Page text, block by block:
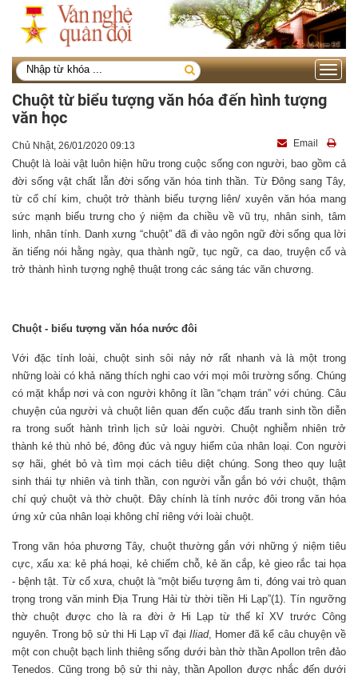
Toggle
Chuột từ biểu tượng văn hóa đến hình tượng
văn học
Chủ Nhật, 26/01/2020 09:13 Email
Chuột là loài vật luôn hiện hữu trong cuộc sống con người, bao gồm cả
đời sống vật chất lẫn đời sống văn hóa tinh thần. Từ Đông sang Tây,
từ cổ chí kim, chuột trở thành biểu tượng liên/ xuyên văn hóa mang
sức mạnh biểu trưng cho ý niệm đa chiều về vũ trụ, nhân sinh, tâm
linh, nhân tính. Danh xưng “chuột” đã đi vào ngôn ngữ đời sống qua lời
ăn tiếng nói hằng ngày, qua thành ngữ, tục ngữ, ca dao, truyện cổ và
trở thành hình tượng nghệ thuật trong các sáng tác văn chương.
Chuột - biểu tượng văn hóa nước đôi
Với đặc tính loài, chuột sinh sôi nảy nở rất nhanh và là một trong
những loài có khả năng thích nghi cao với mọi môi trường sống. Chúng
có mặt khắp nơi và con người không ít lần “chạm trán” với chúng. Câu
chuyện của người và chuột liên quan đến cuộc đấu tranh sinh tồn diễn
ra trong suốt hành trình lịch sử loài người. Chuột nghiễm nhiên trở
thành kẻ thù nhỏ bé, đông đúc và nguy hiểm của nhân loại. Con người
sợ hãi, ghét bỏ và tìm mọi cách tiêu diệt chúng. Song theo quy luật
sinh thái tự nhiên và tinh thần, con người vẫn gắn bó với chuột, thậm
chí quý chuột và thờ chuột. Đây chính là tính nước đôi trong văn hóa
ứng xử của nhân loại không chỉ riêng với loài chuột.
Trong văn hóa phương Tây, chuột thường gắn với những ý niệm tiêu
cực, xấu xa: kẻ phá hoại, kẻ chiếm chỗ, kẻ ăn cắp, kẻ gieo rắc tai họa
- bệnh tật. Từ cổ xưa, chuột là “một biểu tượng âm ti, đóng vai trò quan
trọng trong văn minh Địa Trung Hải từ thời tiền Hi Lạp”(1). Tín ngưỡng
thờ chuột được cho là ra đời ở Hi Lạp từ thế kỉ XV trước Công
nguyên. Trong bộ sử thi Hi Lạp vĩ đại Iliad, Homer đã kể câu chuyện về
một con chuột bạch linh thiêng sống dưới bàn thờ thần Apollon trên đảo
Tenedos. Cũng trong bộ sử thi này, thần Apollon được nhắc đến dưới